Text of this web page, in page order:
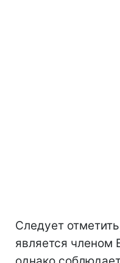
Следует
является членом